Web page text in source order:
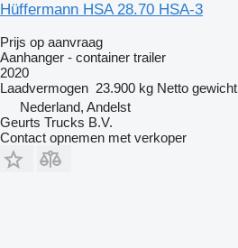
Hüffermann HSA 28.70 HSA-3
Prijs op aanvraag
Aanhanger - container trailer
2020
Laadvermogen 23.900 kg Netto gewicht
Nederland, Andelst
Geurts Trucks B.V.
Contact opnemen met verkoper